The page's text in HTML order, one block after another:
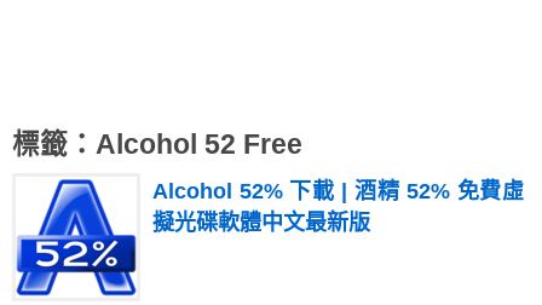
標籤：Alcohol 52 Free
Alcohol 52% 下載 | 酒精 52% 免費虛
擬光碟軟體中文最新版